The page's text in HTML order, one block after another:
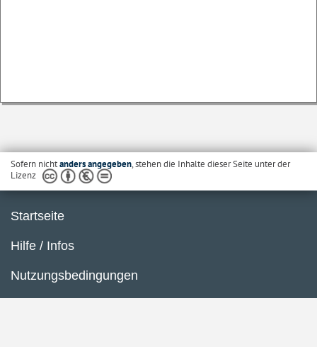
Sofern nichtanders angegeben, stehen die Inhalte dieser Seite unter der
Lizenz
Startseite
Hilfe / Infos
Nutzungsbedingungen